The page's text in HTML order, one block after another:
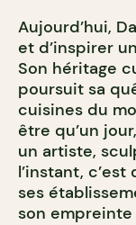
Aujourd’hui,
et d’inspirer
Son héritage
poursuit sa
cuisines du
être qu’un
un artiste,
l’instant,
ses
son